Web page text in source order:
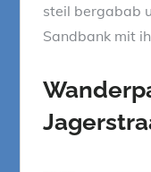
steil bergabab
Sandbank mit